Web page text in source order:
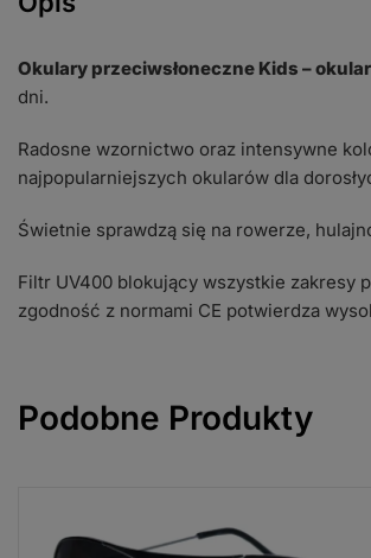
Okulary przeciwsłoneczne Kids –
dni.
Radosne wzornictwo oraz intensywne
najpopularniejszych okularów dla
Świetnie sprawdzą się na rowerze,
Filtr UV400 blokujący wszystkie zakresy
zgodność z normami CE potwierdza
Podobne Produkty